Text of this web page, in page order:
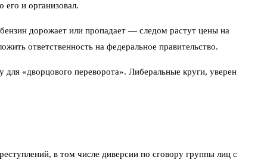
его и организовал.
дорожает или пропадает — следом растут цены на
ответственность на федеральное правительство.
«дворцового переворота». Либеральные круги, уверен
в том числе диверсии по сговору группы лиц с